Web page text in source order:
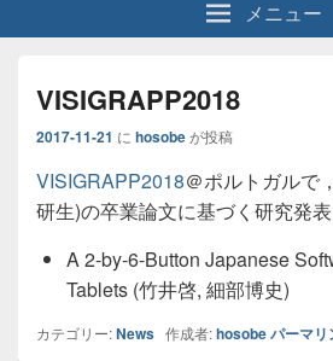
メニュー
VISIGRAPP2018
2017-11-21 に hosobeが投稿
VISIGRAPP2018＠ポルトガルで
研生)の卒業論文に基づく研究発
A 2-by-6-Button Japanese
Tablets (竹井啓, 細部博史)
カテゴリー:News 作成者:hosobeパーマリ